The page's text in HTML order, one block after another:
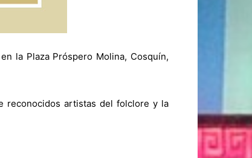
la Plaza Próspero Molina, Cosquín,
reconocidos artistas del folclore y la